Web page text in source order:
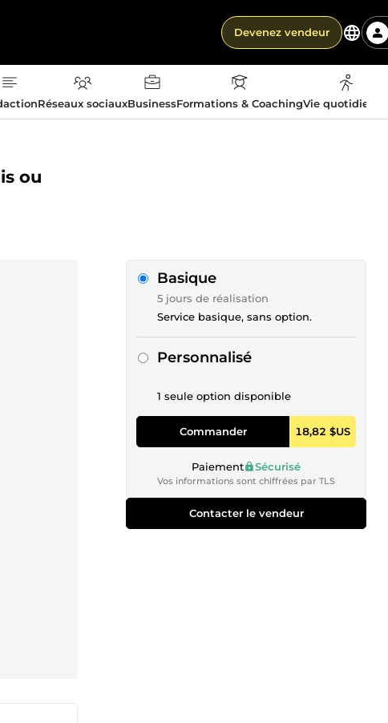
Devenez vendeur
Réseaux sociauxBusinessFormations & CoachingVie
ou
Basique
5 jours de réalisation
Service basique, sans option.
Personnalisé
1 seule option disponible
Commander 18,82 $US
Paiement Sécurisé
Vos informations sont chiffrées par TLS
Contacter le vendeur